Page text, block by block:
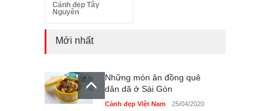
Cảnh đẹp Tây
Nguyên
Mới nhất
Những món ăn đồng quê
dân dã ở Sài Gòn
Cảnh đẹp Việt Nam 25/04/2020